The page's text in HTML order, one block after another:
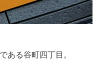
ある谷町四丁目。